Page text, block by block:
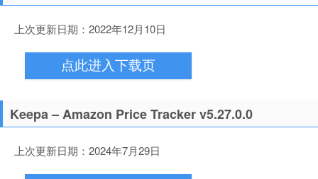
上次更新日期：2022年12月10日
点此进入下载页
Keepa – Amazon Price Tracker v5.27.0.0
上次更新日期：2024年7月29日